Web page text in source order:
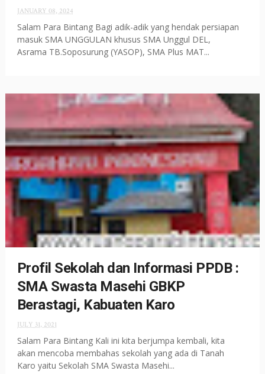
JANUARY 08, 2024
Salam Para Bintang Bagi adik-adik yang hendak persiapan
masuk SMA UNGGULAN khusus SMA Unggul DEL,
Asrama TB.Soposurung (YASOP), SMA Plus MAT...
Profil Sekolah dan Informasi PPDB :
SMA Swasta Masehi GBKP
Berastagi, Kabuaten Karo
JULY 31, 2021
Salam Para Bintang Kali ini kita berjumpa kembali, kita
akan mencoba membahas sekolah yang ada di Tanah
Karo yaitu Sekolah SMA Swasta Masehi...